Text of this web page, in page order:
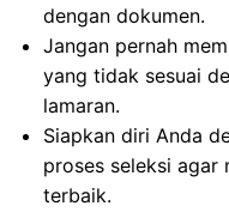
dengan dokumen.
Jangan pernah
yang tidak sesuai
lamaran.
Siapkan diri Anda
proses seleksi agar
terbaik.